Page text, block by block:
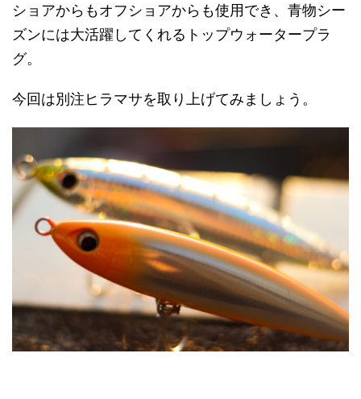
ショアからもオフショアからも使用でき、青物シー
ズンには大活躍してくれるトップウォータープラ
グ。
今回は別注ヒラマサを取り上げてみましょう。